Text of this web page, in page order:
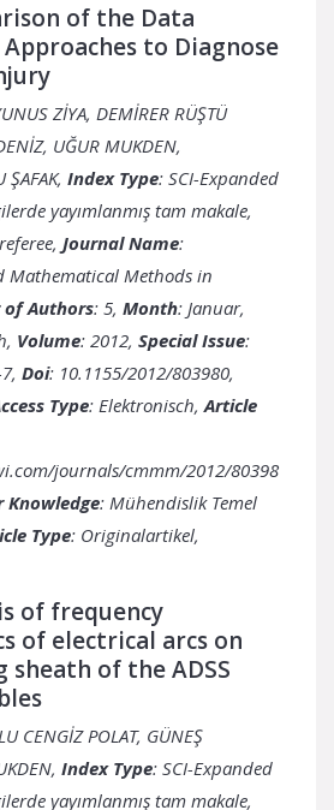
of the Data
to Diagnose
ZİYA, DEMİRER RÜŞTÜ
UĞUR MUKDEN,
ŞAFAK, Index Type: SCI-Expanded
yayımlanmış tam makale,
Journal Name:
Mathematical Methods in
of Authors: 5, Month: Januar,
Volume: 2012, Special Issue:
Doi: 10.1155/2012/803980,
Type: Elektronisch, Article
journals/cmmm/2012/80398
Knowledge: Mühendislik Temel
Type: Originalartikel,
of frequency
of electrical arcs on
of the ADSS
CENGİZ POLAT, GÜNEŞ
Index Type: SCI-Expanded
yayımlanmış tam makale,